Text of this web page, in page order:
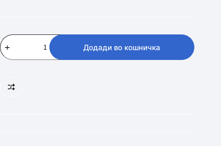
KONCAR
PR
148MAINV
Додади во кошничка